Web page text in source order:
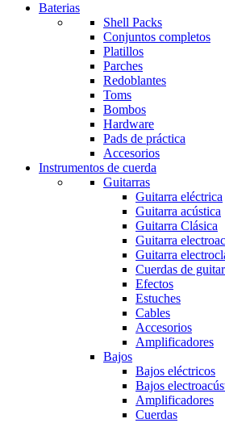
Baterias
Shell Packs
Conjuntos completos
Platillos
Parches
Redoblantes
Toms
Bombos
Hardware
Pads de práctica
Accesorios
Instrumentos de cuerda
Guitarras
Guitarra eléctrica
Guitarra acústica
Guitarra Clásica
Guitarra
Guitarra
Cuerdas de
Efectos
Estuches
Cables
Accesorios
Amplificadores
Bajos
Bajos eléctricos
Bajos
Amplificadores
Cuerdas